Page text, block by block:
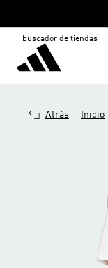
buscador de tiendas
Atrás Inicio